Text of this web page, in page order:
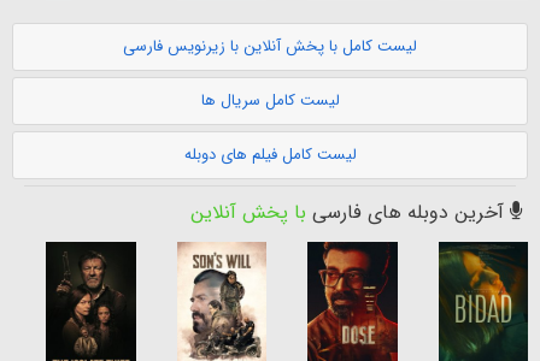
لیست کامل با پخش آنلاین با زیرنویس فارسی
لیست کامل سریال ها
لیست کامل فیلم های دوبله
آخرین دوبله های فارسی با پخش آنلاین